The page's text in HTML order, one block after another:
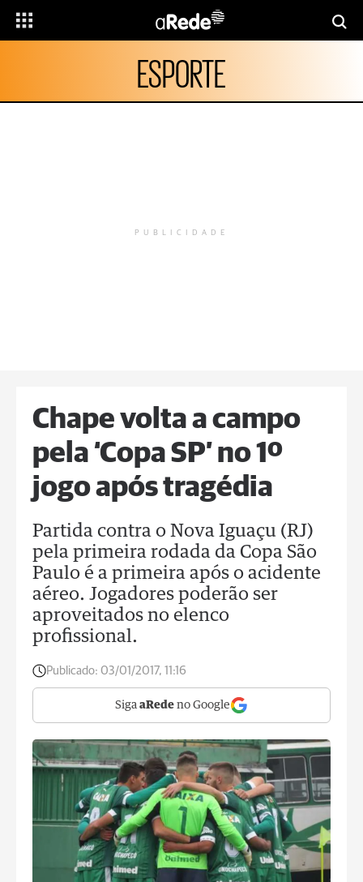
ESPORTE
PUBLICIDADE
Chape volta a campo
pela ‘Copa SP’ no 1º
jogo após tragédia
Partida contra o Nova Iguaçu (RJ)
pela primeira rodada da Copa São
Paulo é a primeira após o acidente
aéreo. Jogadores poderão ser
aproveitados no elenco
profissional.
Publicado: 03/01/2017, 11:16
Siga aRede no Google